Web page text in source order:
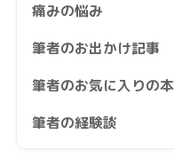
痛みの悩み
筆者のお出かけ記事
筆者のお気に入りの本
筆者の経験談